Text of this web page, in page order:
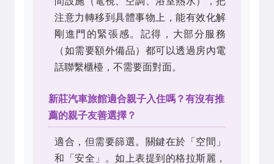
注意力轉移到具體事物上，能有效化解
剛進門的緊張感。記得，大部分服務
（如需要額外備品）都可以透過房內電
話聯繫櫃檯，不需要面對面。
新莊汽車旅館適合親子入住嗎？有沒有推
薦的親子友善選擇？
適合，但需要篩選。關鍵在於「空間」
和「安全」。如上表提到的格拉斯麗，